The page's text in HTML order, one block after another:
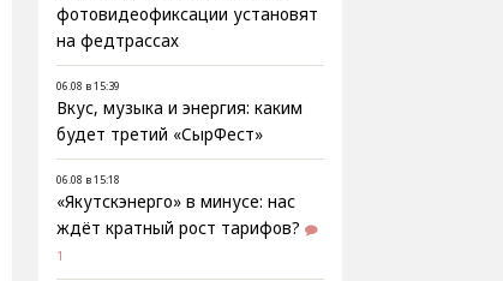
фотовидеофиксации установят
на федтрассах
06.08 в 15:39
Вкус, музыка и энергия: каким
будет третий «СырФест»
06.08 в 15:18
«Якутскэнерго» в минусе: нас
ждёт кратный рост тарифов?
1